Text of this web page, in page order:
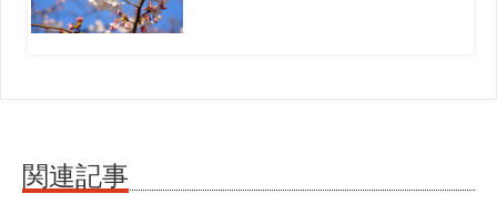
関連記事